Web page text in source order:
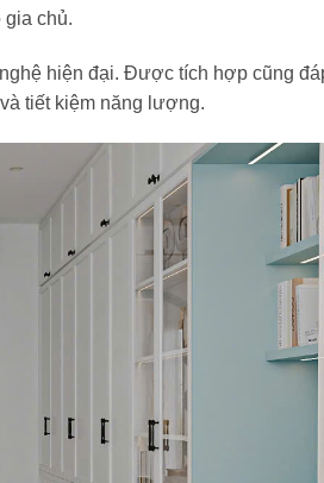
gia chủ.
hiện đại. Được tích hợp cũng
tiết kiệm năng lượng.